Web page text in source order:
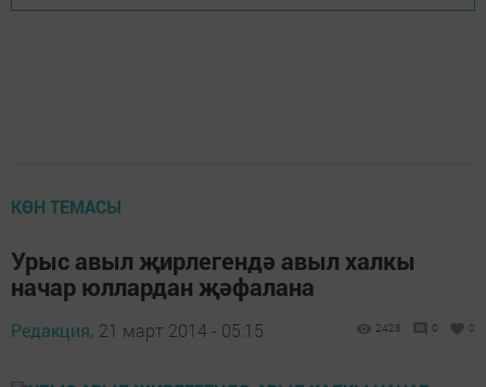
КӨН ТЕМАСЫ
Урыс авыл җирлегендә авыл халкы
начар юллардан җәфалана
Редакция, 21 март 2014 - 05:15 2428 0 0